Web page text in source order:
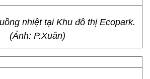
đô bất chấp trời mưa rét, kéo